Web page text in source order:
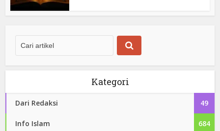
Kategori
Dari Redaksi 49
Info Islam 684